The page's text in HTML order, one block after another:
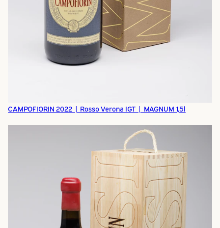
CAMPOFIORIN 2022 | Rosso Verona IGT | MAGNUM 1,5l